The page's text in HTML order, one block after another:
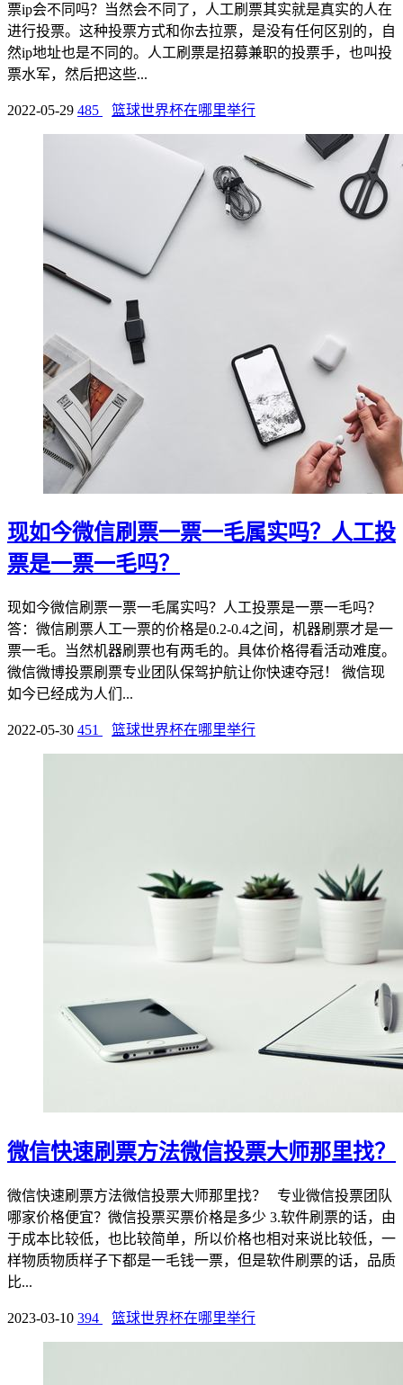
票ip会不同吗？当然会不同了，人工刷票其实就是真实的人在
进行投票。这种投票方式和你去拉票，是没有任何区别的，自
然ip地址也是不同的。人工刷票是招募兼职的投票手，也叫投
票水军，然后把这些...
2022-05-29 485 篮球世界杯在哪里举行
现如今微信刷票一票一毛属实吗？人工投
票是一票一毛吗？
现如今微信刷票一票一毛属实吗？人工投票是一票一毛吗？
答：微信刷票人工一票的价格是0.2-0.4之间，机器刷票才是一
票一毛。当然机器刷票也有两毛的。具体价格得看活动难度。
微信微博投票刷票专业团队保驾护航让你快速夺冠！ 微信现
如今已经成为人们...
2022-05-30 451 篮球世界杯在哪里举行
微信快速刷票方法微信投票大师那里找？
微信快速刷票方法微信投票大师那里找？ 专业微信投票团队
哪家价格便宜？微信投票买票价格是多少 3.软件刷票的话，由
于成本比较低，也比较简单，所以价格也相对来说比较低，一
样物质物质样子下都是一毛钱一票，但是软件刷票的话，品质
比...
2023-03-10 394 篮球世界杯在哪里举行